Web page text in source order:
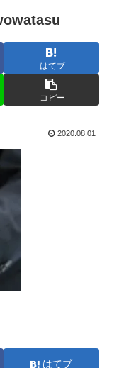
はてブ
コピー
2020.08.01
はてブ